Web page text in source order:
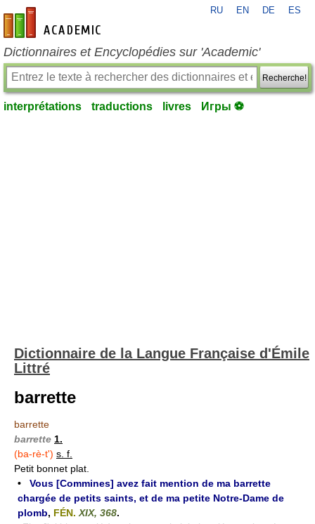
fr-academic.com
RU EN DE ES
Dictionnaires et Encyclopédies sur 'Academic'
Recherche!
interprétations traductions livres Игры ⚽
Dictionnaire de la Langue Française d'Émile
Littré
barrette
barrette
barrette 1.
(ba-rè-t') s. f.
Petit bonnet plat.
• Vous [Commines] avez fait mention de ma barrette
chargée de petits saints, et de ma petite Notre-Dame de
plomb, FÉN. XIX, 368.